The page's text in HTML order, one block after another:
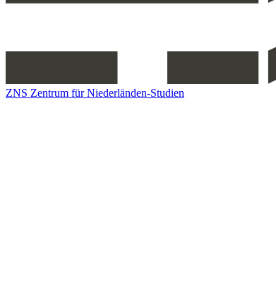
ZNS Zentrum für Niederländen-Studien